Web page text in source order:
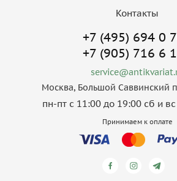
Контакты
+7 (495) 694 0
+7 (905) 716 6
Москва, Большой Саввинский
пн-пт с 11:00 до 19:00 сб и
Принимаем к оплате